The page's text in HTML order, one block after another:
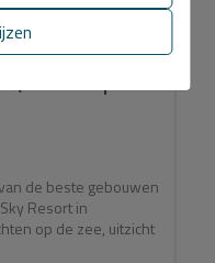
(Ed. Intempo in
de beste gebouwen
Resort in
op de zee, uitzicht